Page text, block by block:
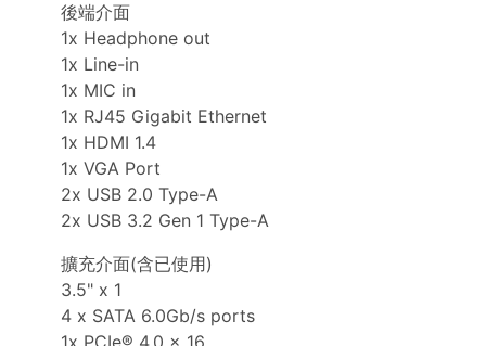
後端介面
1x Headphone out
1x Line-in
1x MIC in
1x RJ45 Gigabit Ethernet
1x HDMI 1.4
1x VGA Port
2x USB 2.0 Type-A
2x USB 3.2 Gen 1 Type-A
擴充介面(含已使用)
3.5" x 1
4 x SATA 6.0Gb/s ports
1x PCIe® 4.0 x 16